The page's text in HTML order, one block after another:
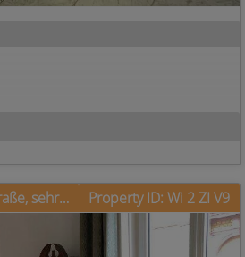
Wiesbaden: Viktoriastraße, sehr schöne Altbauwohnung in Villenlage Property ID: Wi 2 ZI V9